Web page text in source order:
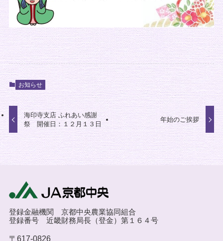
お知らせ
海印寺支店 ふれあい感謝
祭 開催日：１２月１３日
年始のご挨拶
登録金融機関 京都中央農業協同組合
登録番号 近畿財務局長（登金）第１６４号
〒617-0826